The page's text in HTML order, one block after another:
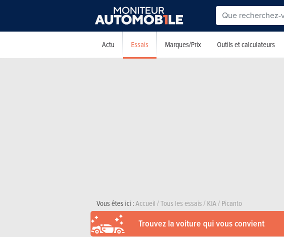
Actu Essais Marques/Prix Outils et calculateurs
Vous êtes ici :Accueil/Tous les essais/KIA/Picanto
Trouvez la voiture qui vous convient